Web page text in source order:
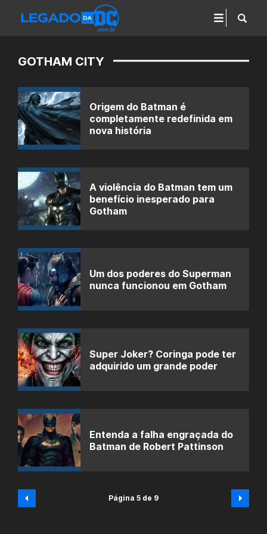
GOTHAM CITY
Origem do Batman é
completamente redefinida em
nova história
A violência do Batman tem um
benefício inesperado para
Gotham
Um dos poderes do Superman
nunca funcionou em Gotham
Super Joker? Coringa pode ter
adquirido um grande poder
Entenda a falha engraçada do
Batman de Robert Pattinson
Página 5 de 9